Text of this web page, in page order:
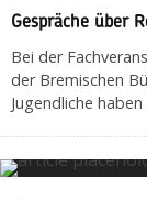
Gespräche über
Bei der
der Bremischen
Jugendliche